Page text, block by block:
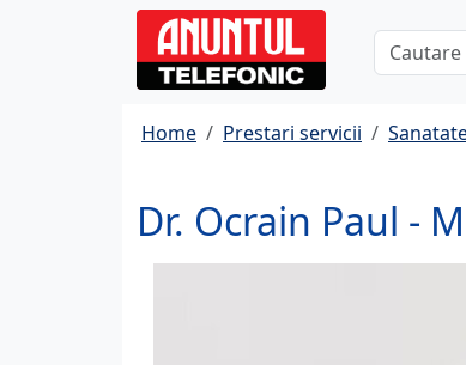
Home Prestari servicii
Dr. Ocrain Paul -